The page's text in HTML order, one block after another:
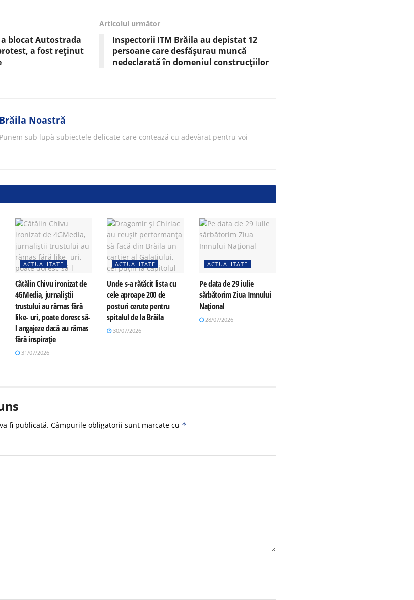
blocat Autostrada
a fost reținut
Articolul următor
Inspectorii ITM Brăila au depistat 12
persoane care desfășurau muncă
nedeclarată în domeniul construcțiilor
Brăila Noastră
Punem sub lupă subiectele delicate care contează cu adevărat pentru voi
ACTUALITATE
Cătălin Chivu ironizat de
4GMedia, jurnaliștii
trustului au rămas fără
like- uri, poate doresc să-
l angajeze dacă au rămas
fără inspirație
31/07/2026
ACTUALITATE
Unde s-a rătăcit lista cu
cele aproape 200 de
posturi cerute pentru
spitalul de la Brăila
30/07/2026
ACTUALITATE
Pe data de 29 iulie
sărbătorim Ziua Imnului
Național
28/07/2026
fi publicată. Câmpurile obligatorii sunt marcate cu *